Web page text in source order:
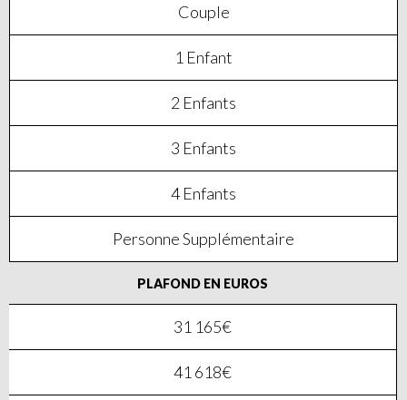
Couple
1 Enfant
2 Enfants
3 Enfants
4 Enfants
Personne Supplémentaire
PLAFOND EN EUROS
31 165€
41 618€